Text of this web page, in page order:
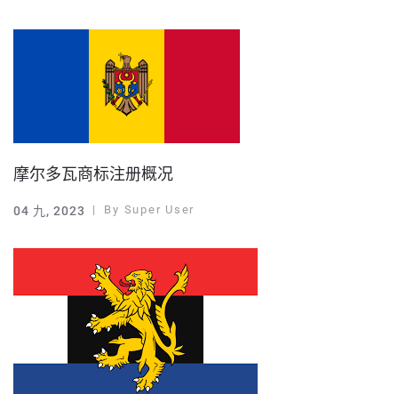
摩尔多瓦商标注册概况
04 九, 2023 By Super User